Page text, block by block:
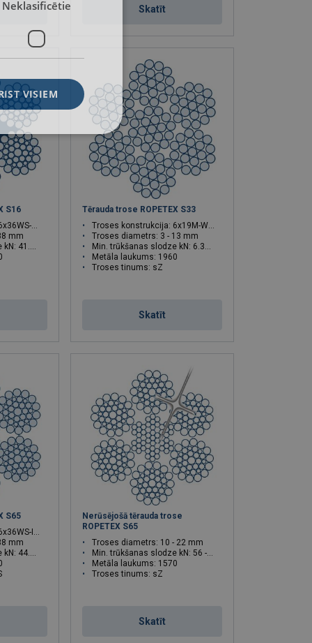
Skatīt
S16
FC
mm
- 934
Tērauda trose ROPETEX S33
Troses konstrukcija: 6x19M-WSC
Troses diametrs: 3 - 13 mm
Min. trūkšanas slodze kN: 6.39 - 120
Metāla laukums: 1960
Troses tinums: sZ
Skatīt
S65
IWRC
mm
- 1010
Nerūsējošā tērauda trose
ROPETEX S65
Troses diametrs: 10 - 22 mm
Min. trūkšanas slodze kN: 56 - 270
Metāla laukums: 1570
Troses tinums: sZ
Skatīt
Neklasificētie
VISIEM